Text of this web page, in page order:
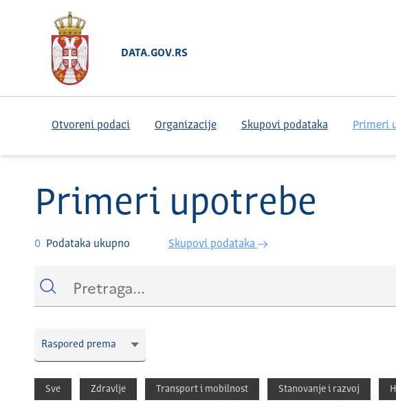
DATA.GOV.RS
Otvoreni podaci Organizacije Skupovi podataka Primeri
Primeri upotrebe
0 Podataka ukupno Skupovi podataka
Sve Zdravlјe Transport i mobilnost Stanovanje i razvoj